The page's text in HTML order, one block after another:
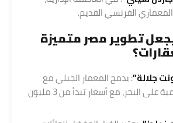
الفرنسي القديم.
تطوير مصر متميزة
جلالة”: يدمج المعمار الجبلي مع
إطلالات بانورامية على البحر، مع أسعار تبدأ من 3 مليون